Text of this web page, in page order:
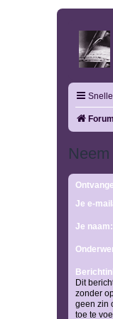
Je e-
Je naam:
Dit
zonder
geen zin
toe te